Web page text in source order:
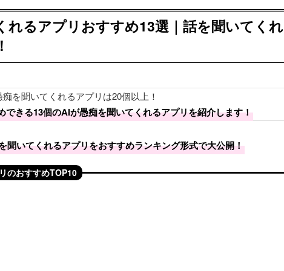
れるアプリおすすめ13選｜話を聞いてくれ
を聞いてくれるアプリは20個以上！
できる13個のAIが愚痴を聞いてくれるアプリを紹介します！
聞いてくれるアプリをおすすめランキング形式で大公開！
のおすすめTOP10